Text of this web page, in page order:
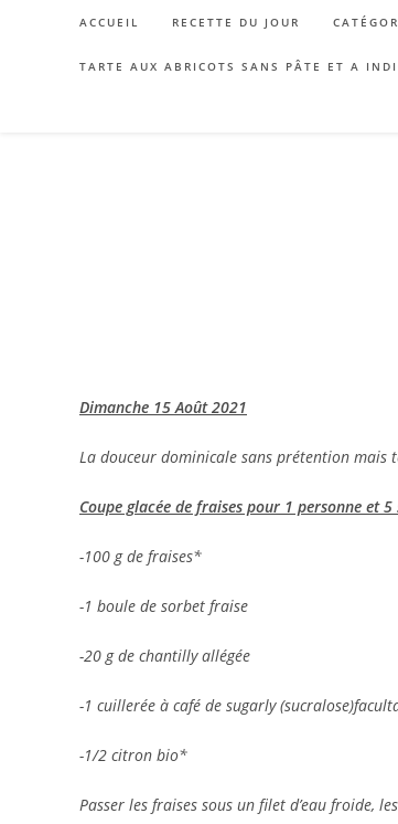
ACCUEIL RECETTE DU JOUR
TARTE AUX ABRICOTS SANS PÂTE ET A
Dimanche 15 Août 2021
La douceur dominicale sans prétention
Coupe glacée de fraises pour 1 personne et
-100 g de fraises*
-1 boule de sorbet fraise
-20 g de chantilly allégée
-1 cuillerée à café de sugarly
-1/2 citron bio*
Passer les fraises sous un filet d’eau froide,